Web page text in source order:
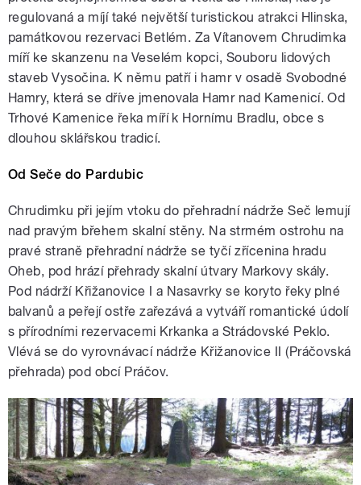
regulovaná a míjí také největší turistickou atrakci Hlinska,
památkovou rezervaci Betlém. Za Vítanovem Chrudimka
míří ke skanzenu na Veselém kopci, Souboru lidových
staveb Vysočina. K němu patří i hamr v osadě Svobodné
Hamry, která se dříve jmenovala Hamr nad Kamenicí. Od
Trhové Kamenice řeka míří k Hornímu Bradlu, obce s
dlouhou sklářskou tradicí.
Od Seče do Pardubic
Chrudimku při jejím vtoku do přehradní nádrže Seč lemují
nad pravým břehem skalní stěny. Na strmém ostrohu na
pravé straně přehradní nádrže se tyčí zřícenina hradu
Oheb, pod hrází přehrady skalní útvary Markovy skály.
Pod nádrží Křižanovice I a Nasavrky se koryto řeky plné
balvanů a peřejí ostře zařezává a vytváří romantické údolí
s přírodními rezervacemi Krkanka a Strádovské Peklo.
Vlévá se do vyrovnávací nádrže Křižanovice II (Práčovská
přehrada) pod obcí Práčov.